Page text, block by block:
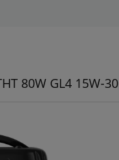
80W GL4 15W-